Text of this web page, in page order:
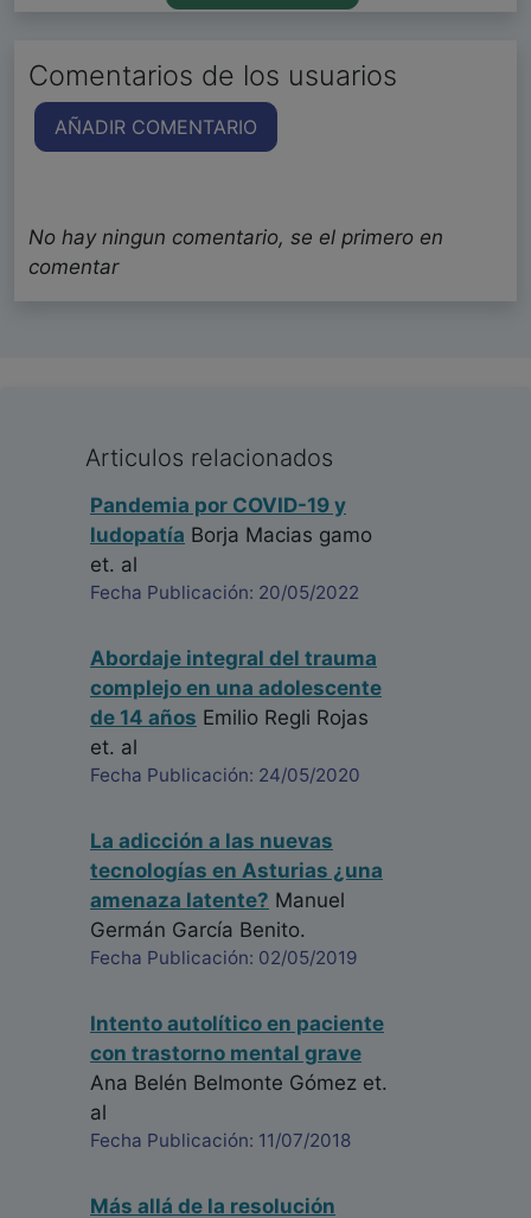
Comentarios de los usuarios
AÑADIR COMENTARIO
No hay ningun comentario, se el primero en
comentar
Articulos relacionados
Pandemia por COVID-19 y
ludopatía Borja Macias gamo
et. al
Fecha Publicación: 20/05/2022
Abordaje integral del trauma
complejo en una adolescente
de 14 años Emilio Regli Rojas
et. al
Fecha Publicación: 24/05/2020
La adicción a las nuevas
tecnologías en Asturias ¿una
amenaza latente? Manuel
Germán García Benito.
Fecha Publicación: 02/05/2019
Intento autolítico en paciente
con trastorno mental grave
Ana Belén Belmonte Gómez et.
al
Fecha Publicación: 11/07/2018
Más allá de la resolución